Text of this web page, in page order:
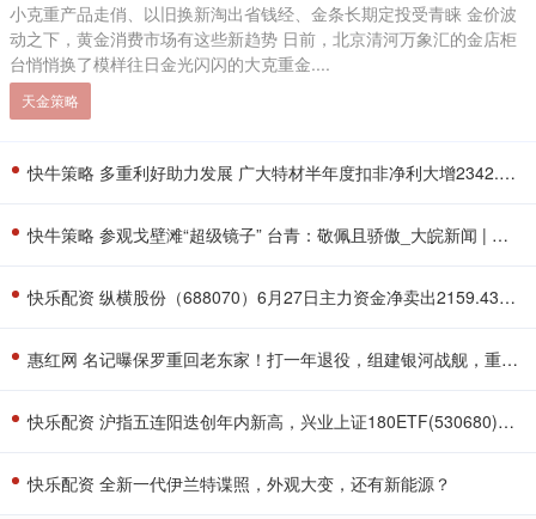
小克重产品走俏、以旧换新淘出省钱经、金条长期定投受青睐 金价波
动之下，黄金消费市场有这些新趋势 日前，北京清河万象汇的金店柜
台悄悄换了模样往日金光闪闪的大克重金....
天金策略
快牛策略 多重利好助力发展 广大特材半年度扣非净利大增2342.81%
快牛策略 参观戈壁滩“超级镜子” 台青：敬佩且骄傲_大皖新闻 | 安徽网
快乐配资 纵横股份（688070）6月27日主力资金净卖出2159.43万元
惠红网 名记曝保罗重回老东家！打一年退役，组建银河战舰，重塑空接之城_快船_伦纳德_比尔
快乐配资 沪指五连阳迭创年内新高，兴业上证180ETF(530680)涨0.28%
快乐配资 全新一代伊兰特谍照，外观大变，还有新能源？